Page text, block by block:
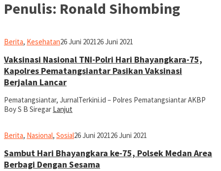
Penulis: Ronald Sihombing
Berita, KesehatanRonald
26 Juni 202126 Juni 2021
Vaksinasi Nasional TNI-Polri Hari Bhayangkara-75,
Kapolres Pematangsiantar Pasikan Vaksinasi
Berjalan Lancar
Pematangsiantar, JurnalTerkini.id – Polres Pematangsiantar AKBP
Boy S B Siregar Lanjut
Berita, Nasional, SosialRonald
26 Juni 202126 Juni 2021
Sambut Hari Bhayangkara ke-75, Polsek Medan Area
Berbagi Dengan Sesama